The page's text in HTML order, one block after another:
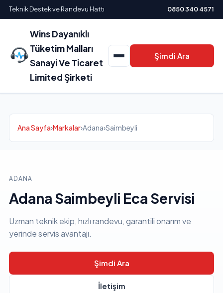
Teknik Destek ve Randevu Hattı 0850 340 4571
Wins Dayanıklı
Tüketim Malları
Sanayi Ve Ticaret
Limited Şirketi
Şimdi Ara
Ana Sayfa›Markalar›Adana›Saimbeyli
ADANA
Adana Saimbeyli Eca Servisi
Uzman teknik ekip, hızlı randevu, garantili onarım ve
yerinde servis avantajı.
Şimdi Ara
İletişim